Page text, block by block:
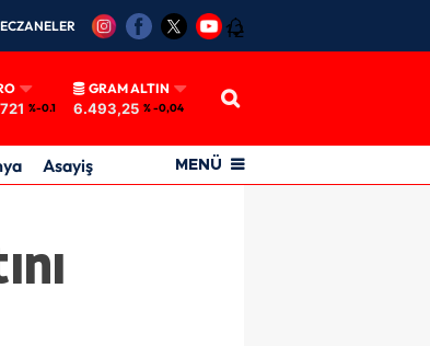
12
%-0.1
GRAM ALTIN
6.493,25 % -0,04
Asayiş MENÜ